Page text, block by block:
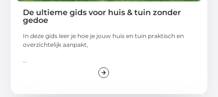
De ultieme gids voor huis & tuin zonder
gedoe
In deze gids leer je hoe je jouw huis en tuin praktisch en
overzichtelijk aanpakt,
...